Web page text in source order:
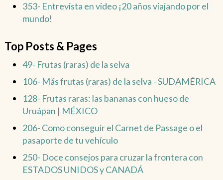
353- Entrevista en video ¡20 años viajando por el
mundo!
Top Posts & Pages
49- Frutas (raras) de la selva
106- Más frutas (raras) de la selva - SUDAMÉRICA
128- Frutas raras: las bananas con hueso de
Uruápan | MÉXICO
206- Como conseguir el Carnet de Passage o el
pasaporte de tu vehículo
250- Doce consejos para cruzar la frontera con
ESTADOS UNIDOS y CANADÁ